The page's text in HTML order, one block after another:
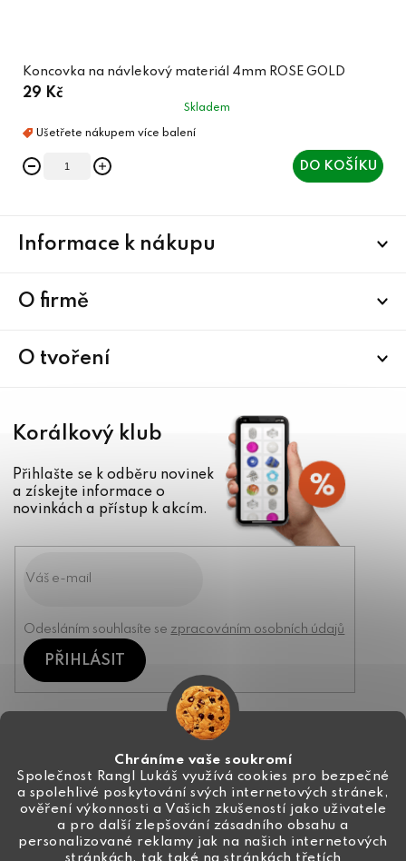
Chráníme vaše soukromí
Společnost Rangl Lukáš využívá cookies pro bezpečné
a spolehlivé poskytování svých internetových stránek,
ověření výkonnosti a Vašich zkušeností jako uživatele
a pro další zlepšování zásadního obsahu a
personalizované reklamy jak na našich internetových
Koncovka na návlekový materiál 4mm ROSE GOLD
29 Kč
Skladem
DO KOŠÍKU
Informace k nákupu
O firmě
O tvoření
Korálkový klub
Přihlašte se k odběru novinek
a získejte informace o
novinkách a přístup k akcím.
Odesláním souhlasíte se zpracováním osobních údajů
PŘIHLÁSIT
info@ceske-koralky.cz
+420 774 444 191